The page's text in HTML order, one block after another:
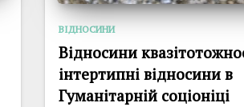
ВІДНОСИНИ
Відносини
інтертипні відносини в
Гуманітарній соціоніці